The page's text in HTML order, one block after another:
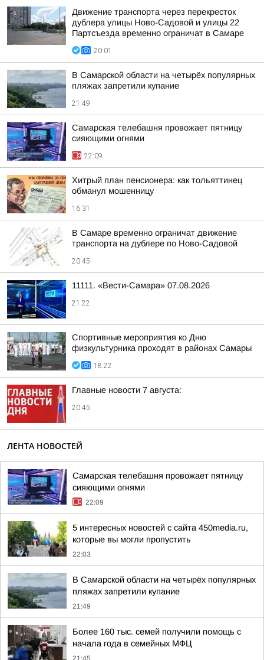
Движение транспорта через перекресток
дублера улицы Ново-Садовой и улицы 22
Партсъезда временно ограничат в Самаре
20:01
В Самарской области на четырёх популярных
пляжах запретили купание
21:49
Самарская телебашня провожает пятницу
сияющими огнями
22:09
Хитрый план пенсионера: как тольяттинец
обманул мошенницу
16:31
В Самаре временно ограничат движение
транспорта на дублере по Ново-Садовой
20:45
11111. «Вести-Самара» 07.08.2026
21:22
Спортивные мероприятия ко Дню
физкультурника проходят в районах Самары
18:22
Главные новости 7 августа:
20:45
ЛЕНТА НОВОСТЕЙ
Самарская телебашня провожает пятницу
сияющими огнями
22:09
5 интересных новостей с сайта 450media.ru,
которые вы могли пропустить
22:03
В Самарской области на четырёх популярных
пляжах запретили купание
21:49
Более 160 тыс. семей получили помощь с
начала года в семейных МФЦ
21:45